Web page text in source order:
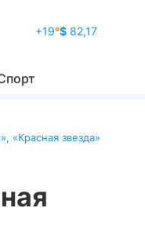
+19°$82,17
, «Красная звезда»